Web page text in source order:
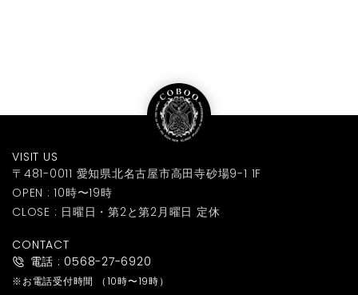
VISIT US
〒481-0011 愛知県北名古屋市高田寺砂場9-1 1F
OPEN : 10時〜19時
CLOSE : 日曜日・第2と第2月曜日 定休
CONTACT
電話 : 0568-27-6920
※お電話受付時間 （10時〜19時）